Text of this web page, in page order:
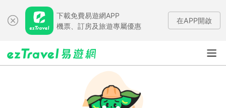
下載免費易遊網APP
機票、訂房及旅遊專屬優惠
在APP開啟